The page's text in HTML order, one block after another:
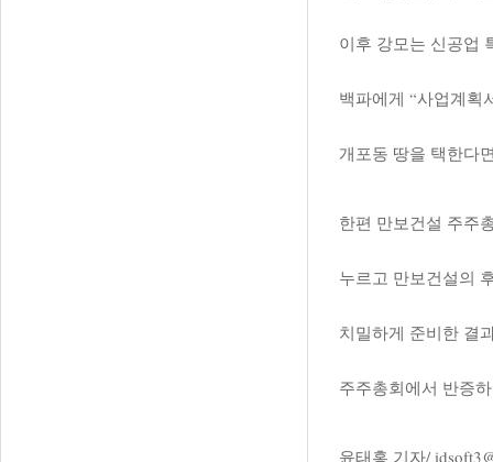
이후 강모는 신공업
백파에게 “사업계획
개포동 땅을 택한다
한편 만보건설 주주
누르고 만보건설의
치밀하게 준비한 결
주주총회에서 반증
윤태홍 기자/